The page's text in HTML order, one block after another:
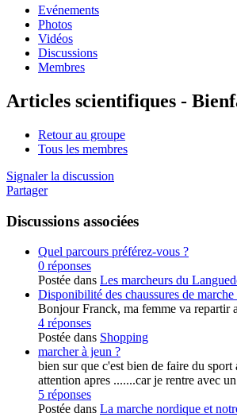
Evénements
Photos
Vidéos
Discussions
Membres
Articles scientifiques -
Retour au groupe
Tous les membres
Signaler la discussion
Partager
Discussions associées
Quel parcours préférez-vous ?
0 réponses
Postée dans Les marcheurs du
Disponibilité des chaussures de
Bonjour Franck, ma femme va repartir
4 réponses
Postée dans Shopping
marcher à jeun ?
bien sur que c'est bien de faire du
attention apres .......car je rentre avec
5 réponses
Postée dans La marche nordique et